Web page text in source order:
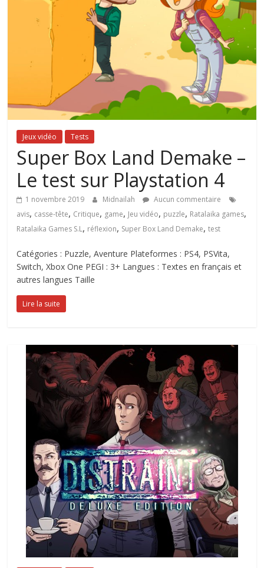
Jeux vidéo Tests
Super Box Land Demake –
Le test sur Playstation 4
1 novembre 2019 Midnailah
Aucun commentaire
avis, casse-tête, Critique, game, Jeu vidéo, puzzle, Ratalaika games,
Ratalaika Games S.L, réflexion, Super Box Land Demake,test
Catégories : Puzzle, Aventure Plateformes : PS4, PSVita,
Switch, Xbox One PEGI : 3+ Langues : Textes en français et
autres langues Taille
Lire la suite